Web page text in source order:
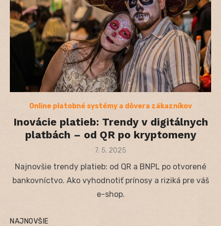
Online platobné systémy a dôvera zákazníkov
Inovácie platieb: Trendy v digitálnych
platbách – od QR po kryptomeny
Posted
7. 5. 2025
Najnovšie trendy platieb: od QR a BNPL po otvorené
bankovníctvo. Ako vyhodnotiť prínosy a riziká pre váš
e-shop.
NAJNOVŠIE